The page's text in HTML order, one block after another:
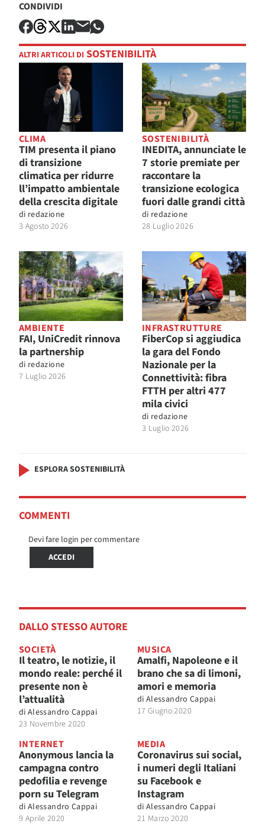
CONDIVIDI
ALTRI ARTICOLI DI SOSTENIBILITÀ
CLIMA
TIM presenta il piano
di transizione
climatica per ridurre
ll’impatto ambientale
della crescita digitale
di redazione
3 Agosto 2026
SOSTENIBILITÀ
INEDITA, annunciate le
7 storie premiate per
raccontare la
transizione ecologica
fuori dalle grandi città
di redazione
28 Luglio 2026
AMBIENTE
FAI, UniCredit rinnova
la partnership
di redazione
7 Luglio 2026
INFRASTRUTTURE
FiberCop si aggiudica
la gara del Fondo
Nazionale per la
Connettività: fibra
FTTH per altri 477
mila civici
di redazione
3 Luglio 2026
ESPLORA SOSTENIBILITÀ
COMMENTI
Devi fare login per commentare
ACCEDI
DALLO STESSO AUTORE
SOCIETÀ
Il teatro, le notizie, il
mondo reale: perché il
presente non è
l’attualità
di Alessandro Cappai
23 Novembre 2020
MUSICA
Amalfi, Napoleone e il
brano che sa di limoni,
amori e memoria
di Alessandro Cappai
17 Giugno 2020
INTERNET
Anonymous lancia la
campagna contro
pedofilia e revenge
porn su Telegram
di Alessandro Cappai
9 Aprile 2020
MEDIA
Coronavirus sui social,
i numeri degli Italiani
su Facebook e
Instagram
di Alessandro Cappai
21 Marzo 2020